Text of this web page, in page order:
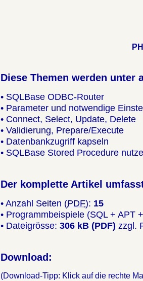
Diese Themen werden unter
• SQLBase ODBC-Router
• Parameter und notwendige
• Connect, Select, Update, Delete
• Validierung, Prepare/Execute
• Datenbankzugriff kapseln
• SQLBase Stored Procedure
Der komplette Artikel
• Anzahl Seiten (PDF): 15
• Programmbeispiele (SQL + APT
• Dateigrösse:306 kB (PDF) zzgl.
Download:
(Download-Tipp: Klick auf die rechte